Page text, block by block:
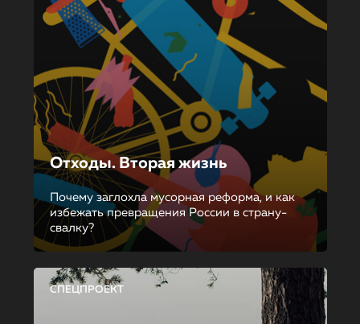
Отходы. Вторая жизнь
Почему заглохла мусорная реформа, и как
избежать превращения России в страну-
свалку?
СПЕЦПРОЕКТ